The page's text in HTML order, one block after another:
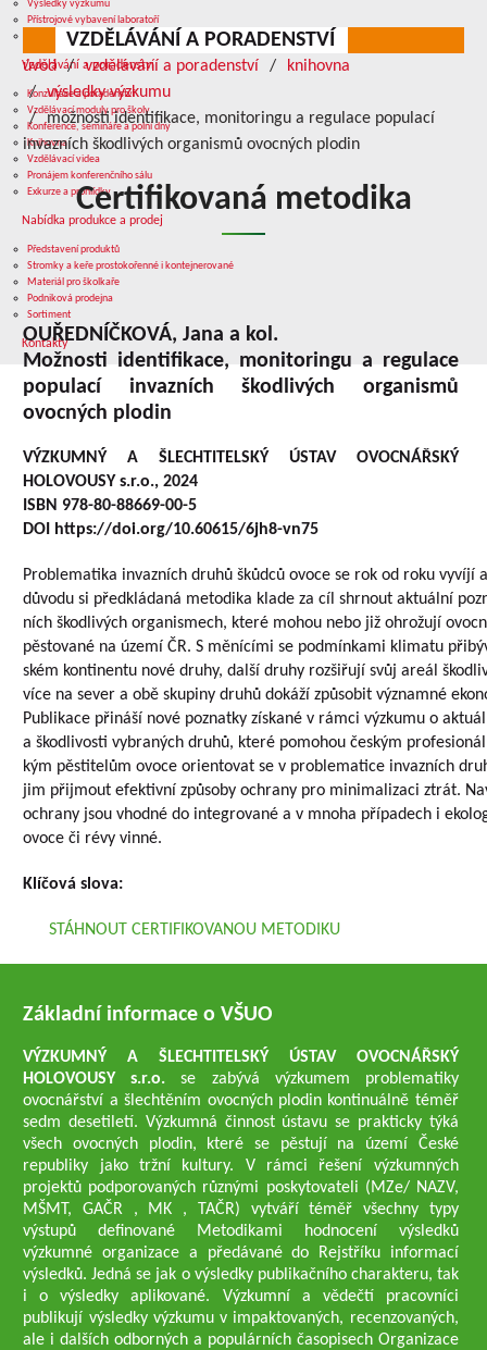
Výsledky výzkumu
Přístrojové vybavení laboratoří
Služby v oblasti výzkumu
Vzdělávání a poradenství
Konzultace a poradenství
Vzdělávací moduly pro školy
Konference, semináře a polní dny
Knihovna
Vzdělávací videa
Pronájem konferenčního sálu
Exkurze a prohlídky
Nabídka produkce a prodej
Představení produktů
Stromky a keře prostokořenné i kontejnerované
Materiál pro školkaře
Podniková prodejna
Sortiment
Kontakty
VZDĚLÁVÁNÍ A PORADENSTVÍ
úvod vzdělávání a poradenství
knihovna
výsledky výzkumu
možnosti identifikace, monitoringu a regulace populací
invazních škodlivých organismů ovocných plodin
Certifikovaná metodika
OUŘEDNÍČKOVÁ, Jana a kol.
Možnosti identifikace, monitoringu a regulace
populací invazních škodlivých organismů
ovocných plodin
VÝZKUMNÝ A ŠLECHTITELSKÝ ÚSTAV OVOCNÁŘSKÝ
HOLOVOUSY s.r.o., 2024
ISBN 978-80-88669-00-5
DOI https://doi.org/10.60615/6jh8-vn75
Problematika invazních druhů škůdců ovoce se rok od roku vyvíjí
důvodu si předkládaná metodika klade za cíl shrnout aktuální
ních škodlivých organismech, které mohou nebo již ohrožují
pěstované na území ČR. S měnícími se podmínkami klimatu
ském kontinentu nové druhy, další druhy rozšiřují svůj areál
více na sever a obě skupiny druhů dokáží způsobit významné
Publikace přináší nové poznatky získané v rámci výzkumu o
a škodlivosti vybraných druhů, které pomohou českým
kým pěstitelům ovoce orientovat se v problematice invazních
jim přijmout efektivní způsoby ochrany pro minimalizaci ztrát.
ochrany jsou vhodné do integrované a v mnoha případech i
ovoce či révy vinné.
Klíčová slova:
STÁHNOUT CERTIFIKOVANOU METODIKU
Základní informace o VŠUO
VÝZKUMNÝ A ŠLECHTITELSKÝ ÚSTAV OVOCNÁŘSKÝ
HOLOVOUSY s.r.o.se zabývá výzkumem problematiky
ovocnářství a šlechtěním ovocných plodin kontinuálně téměř
sedm desetiletí. Výzkumná činnost ústavu se prakticky týká
všech ovocných plodin, které se pěstují na území České
republiky jako tržní kultury. V rámci řešení výzkumných
projektů podporovaných různými poskytovateli (MZe/ NAZV,
MŠMT, GAČR , MK , TAČR) vytváří téměř všechny typy
výstupů definované Metodikami hodnocení výsledků
výzkumné organizace a předávané do Rejstříku informací
výsledků. Jedná se jak o výsledky publikačního charakteru, tak
i o výsledky aplikované. Výzkumní a vědečtí pracovníci
publikují výsledky výzkumu v impaktovaných, recenzovaných,
ale i dalších odborných a populárních časopisech Organizace